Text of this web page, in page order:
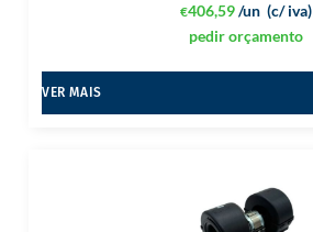
€406,59 (c/ iva)
/un
pedir orçamento
VER MAIS